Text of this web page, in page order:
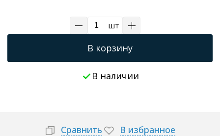
шт
В корзину
В наличии
Сравнить В избранное